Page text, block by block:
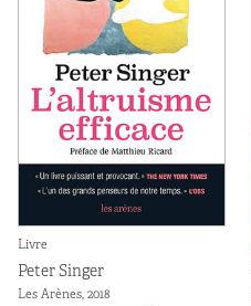
Livre
Peter Singer
Les Arènes, 2018